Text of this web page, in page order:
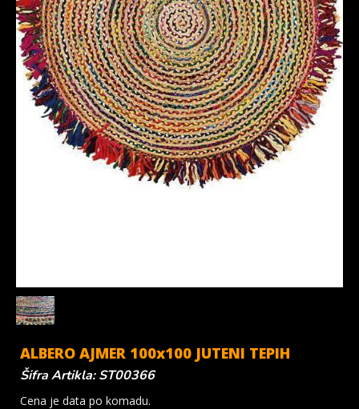
ALBERO AJMER 100x100 JUTENI TEPIH
Šifra Artikla: ST00366
Cena je data po komadu.